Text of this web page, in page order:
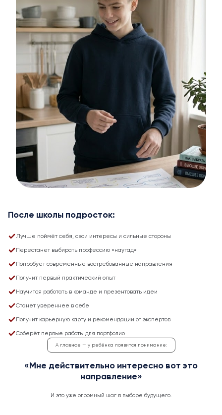
После школы подросток:
Лучше поймёт себя, свои интересы и сильные стороны
Перестанет выбирать профессию «наугад»
Попробует современные востребованные направления
Получит первый практический опыт
Научится работать в команде и презентовать идеи
Станет увереннее в себе
Получит карьерную карту и рекомендации от экспертов
Соберёт первые работы для портфолио
А главное — у ребёнка появится понимание:
«Мне действительно интересно вот это
направление»
И это уже огромный шаг в выборе будущего.